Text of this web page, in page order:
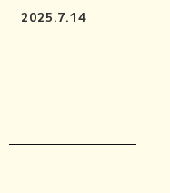
2025.7.14